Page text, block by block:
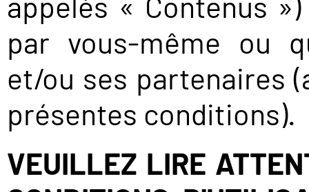
par vous-même ou
et/ou ses partenaires
présentes conditions).
VEUILLEZ LIRE